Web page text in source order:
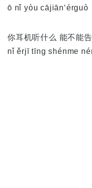
ō nǐ yòu cājiān‘érguò
你耳机听什么 能不能
nǐ ěrjī tīng shénme